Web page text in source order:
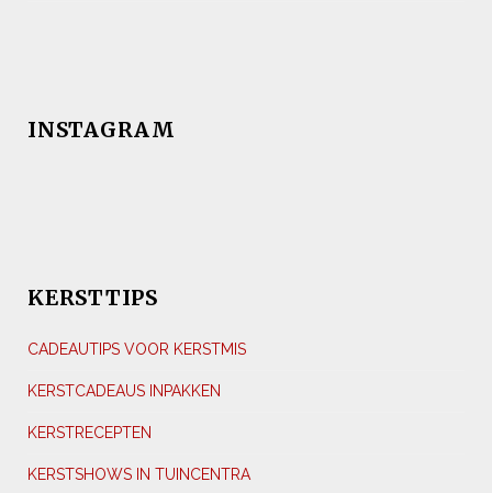
INSTAGRAM
KERSTTIPS
CADEAUTIPS VOOR KERSTMIS
KERSTCADEAUS INPAKKEN
KERSTRECEPTEN
KERSTSHOWS IN TUINCENTRA